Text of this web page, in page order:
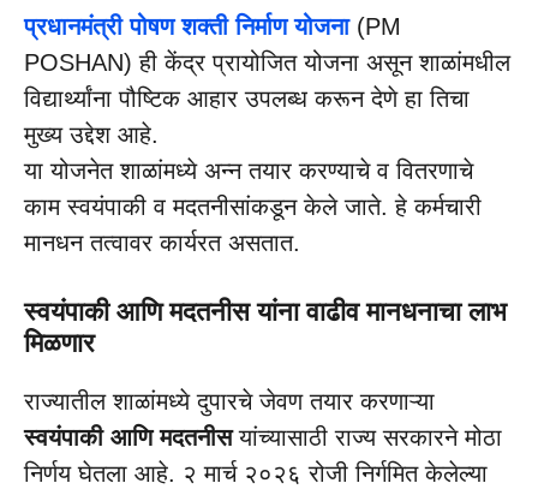
प्रधानमंत्री पोषण शक्ती निर्माण योजना(PM
POSHAN) ही केंद्र प्रायोजित योजना असून शाळांमधील
विद्यार्थ्यांना पौष्टिक आहार उपलब्ध करून देणे हा तिचा
मुख्य उद्देश आहे.
या योजनेत शाळांमध्ये अन्न तयार करण्याचे व वितरणाचे
काम स्वयंपाकी व मदतनीसांकडून केले जाते. हे कर्मचारी
मानधन तत्वावर कार्यरत असतात.
स्वयंपाकी आणि मदतनीस यांना वाढीव मानधनाचा लाभ
मिळणार
राज्यातील शाळांमध्ये दुपारचे जेवण तयार करणाऱ्या
स्वयंपाकी आणि मदतनीसयांच्यासाठी राज्य सरकारने मोठा
निर्णय घेतला आहे. २ मार्च २०२६ रोजी निर्गमित केलेल्या